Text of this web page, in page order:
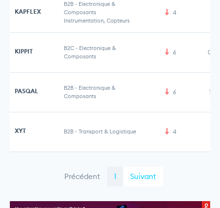
KAPFLEX
B2B - Electronique &
Composants
Instrumentation, Capteurs
4
KIPPIT B2C - Electronique &
Composants
6
PASQAL B2B - Electronique &
Composants
6
XYT B2B - Transport & Logistique 4
Précédent 1 Suivant